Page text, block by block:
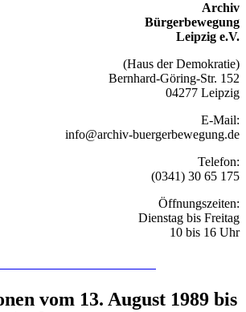
Archiv
Bürgerbewegung
Leipzig e.V.
(Haus der Demokratie)
Bernhard-Göring-Str. 152
04277 Leipzig
E-Mail:
info@archiv-buergerbewegung.de
Telefon:
(0341) 30 65 175
Öffnungszeiten:
Dienstag bis Freitag
10 bis 16 Uhr
vom 13. August 1989 bis